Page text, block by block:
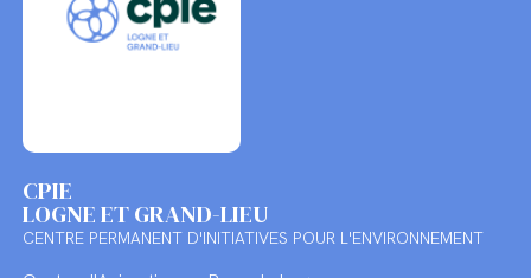
CPIE
LOGNE ET GRAND-LIEU
CENTRE PERMANENT D'INITIATIVES POUR L'ENVIRONNEMENT